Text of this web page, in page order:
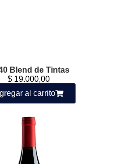
Blend de Tintas
$19.000,00
al carrito